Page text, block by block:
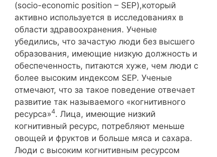
(socio-economic position – SEP),который
активно используется в исследованиях в
области здравоохранения. Ученые
убедились, что зачастую люди без высшего
образования, имеющие низкую должность и
обеспеченность, питаются хуже, чем люди с
более высоким индексом SEP. Ученые
отмечают, что за такое поведение отвечает
развитие так называемого «когнитивного
ресурса»4. Лица, имеющие низкий
когнитивный ресурс, потребляют меньше
овощей и фруктов и больше мяса и сахара.
Люди с высоким когнитивным ресурсом